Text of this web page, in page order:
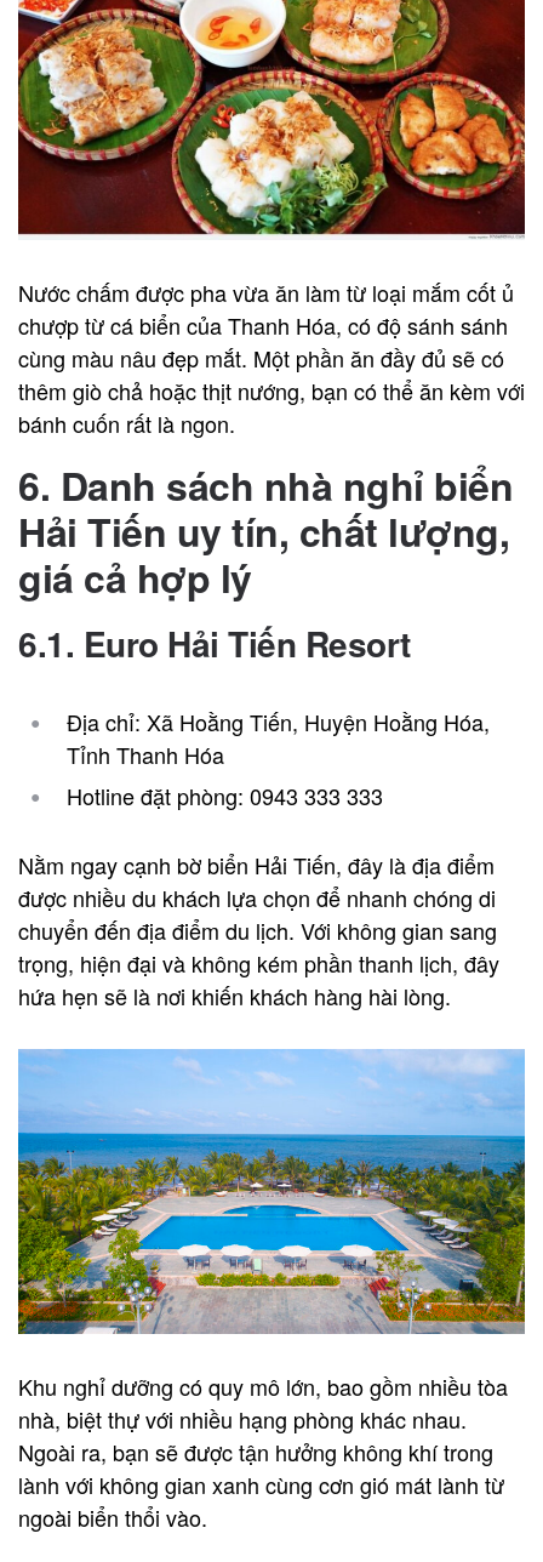
Nước chấm được pha vừa ăn làm từ loại mắm cốt ủ
chượp từ cá biển của Thanh Hóa, có độ sánh sánh
cùng màu nâu đẹp mắt. Một phần ăn đầy đủ sẽ có
thêm giò chả hoặc thịt nướng, bạn có thể ăn kèm với
bánh cuốn rất là ngon.
6. Danh sách nhà nghỉ biển
Hải Tiến uy tín, chất lượng,
giá cả hợp lý
6.1. Euro Hải Tiến Resort
Địa chỉ: Xã Hoằng Tiến, Huyện Hoằng Hóa,
Tỉnh Thanh Hóa
Hotline đặt phòng: 0943 333 333
Nằm ngay cạnh bờ biển Hải Tiến, đây là địa điểm
được nhiều du khách lựa chọn để nhanh chóng di
chuyển đến địa điểm du lịch. Với không gian sang
trọng, hiện đại và không kém phần thanh lịch, đây
hứa hẹn sẽ là nơi khiến khách hàng hài lòng.
Khu nghỉ dưỡng có quy mô lớn, bao gồm nhiều tòa
nhà, biệt thự với nhiều hạng phòng khác nhau.
Ngoài ra, bạn sẽ được tận hưởng không khí trong
lành với không gian xanh cùng cơn gió mát lành từ
ngoài biển thổi vào.